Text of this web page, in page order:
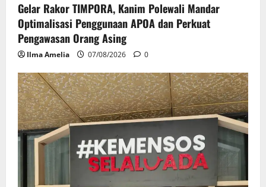
Gelar Rakor TIMPORA, Kanim Polewali Mandar
Optimalisasi Penggunaan APOA dan Perkuat
Pengawasan Orang Asing
Ilma Amelia 07/08/2026 0